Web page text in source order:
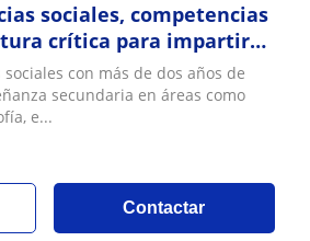
sociales, competencias
crítica para impartir
con más de dos años de
secundaria en áreas como
e...
Contactar